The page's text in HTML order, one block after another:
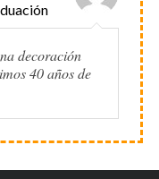
decoración
40 años de